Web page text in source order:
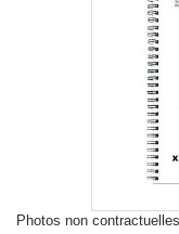
Photos non contractuelles